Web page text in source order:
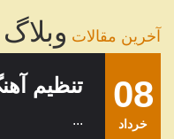
آخرین مقالات وبلاگ
08
خرداد
تنظیم
...